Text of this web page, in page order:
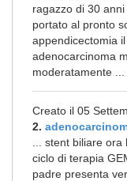
ragazzo di 30 anni
portato al pronto
appendicectomia
adenocarcinoma
moderatamente ...
Creato il 05
2.
... stent biliare
ciclo di terapia
padre presenta